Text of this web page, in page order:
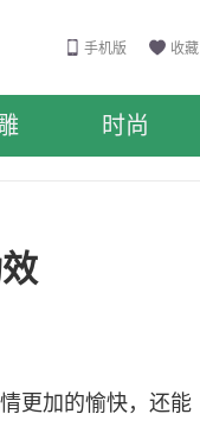
手机版 收藏
时尚
更加的愉快，还能